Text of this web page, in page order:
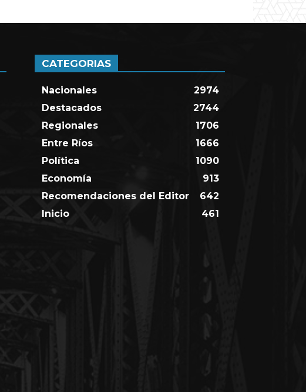
CATEGORIAS
Nacionales
2974
Destacados
2744
Regionales
1706
Entre Ríos
1666
Política
1090
Economía
913
Recomendaciones del Editor
642
Inicio
461